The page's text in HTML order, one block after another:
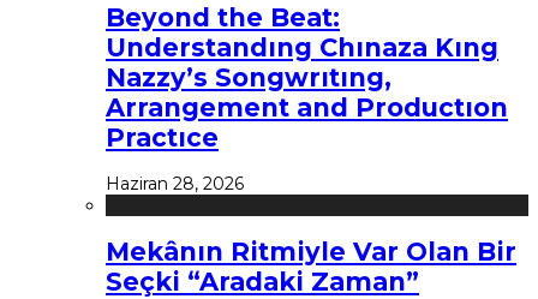
Beyond the Beat:
Understandıng Chınaza Kıng
Nazzy’s Songwrıtıng,
Arrangement and Productıon
Practıce
Haziran 28, 2026
Mekânın Ritmiyle Var Olan Bir
Seçki “Aradaki Zaman”